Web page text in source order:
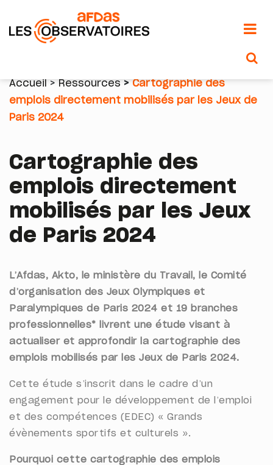
au
contenu
principal
Fil
Accueil Ressources
Cartographie des
emplois directement mobilisés par les Jeux de
Paris 2024
Cartographie des
emplois directement
mobilisés par les Jeux
de Paris 2024
L’Afdas, Akto, le ministère du Travail, le Comité
d’organisation des Jeux Olympiques et
Paralympiques de Paris 2024 et 19 branches
professionnelles* livrent une étude visant à
actualiser et approfondir la cartographie des
emplois mobilisés par les Jeux de Paris 2024.
Cette étude s’inscrit dans le cadre d’un
engagement pour le développement de l’emploi
et des compétences (EDEC) « Grands
évènements sportifs et culturels ».
Pourquoi cette cartographie des emplois